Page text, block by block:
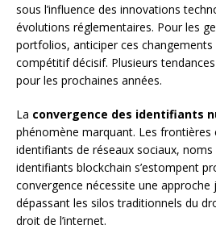
sous l’influence des innovations
évolutions réglementaires. Pour les
portfolios, anticiper ces
compétitif décisif. Plusieurs
pour les prochaines années.
La convergence des identifiants
phénomène marquant. Les
identifiants de réseaux sociaux, noms
identifiants blockchain s’estompent
convergence nécessite une approche
dépassant les silos traditionnels du
droit de l’internet.